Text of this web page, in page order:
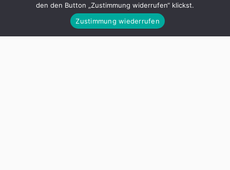
den den Button „Zustimmung widerrufen“ klickst.
Zustimmung wiederrufen